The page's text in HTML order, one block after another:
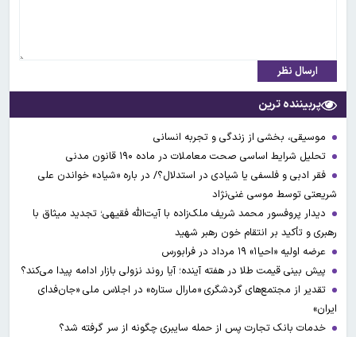
ارسال نظر
پربیننده ترین
موسیقی، بخشی از زندگی و تجربه انسانی
تحلیل شرایط اساسی صحت معاملات در ماده ۱۹۰ قانون مدنی
فقر ادبی و فلسفی یا شیادی در استدلال؟/ در باره «شیاد» خواندن علی
شریعتی توسط موسی غنی‌نژاد
دیدار پروفسور محمد شریف ملک‌زاده با آیت‌الله فقیهی؛ تجدید میثاق با
رهبری و تأکید بر انتقام خون رهبر شهید
عرضه اولیه «احیا۱» ۱۹ مرداد در فرابورس
پیش بینی قیمت طلا در هفته آینده؛ آیا روند نزولی بازار ادامه پیدا می‌کند؟
تقدیر از مجتمع‌های گردشگری «مارال ستاره» در اجلاس ملی «جان‌فدای
ایران»
خدمات بانک تجارت پس از حمله سایبری چگونه از سر گرفته شد؟